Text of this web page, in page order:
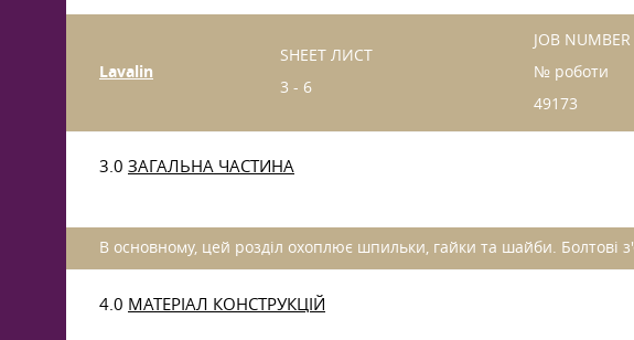
Lavalin
SHEET ЛИСТ
3 - 6
JOB NUMBER
№ роботи
49173
3.0 ЗАГАЛЬНА ЧАСТИНА
В основному, цей розділ охоплює шпильки, гайки та шайби. Болтові
4.0 МАТЕРІАЛ КОНСТРУКЦІЙ